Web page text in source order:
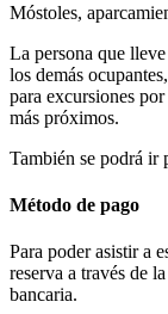
Móstoles,
La persona que
los demás
para excursiones
más próximos.
También se podrá ir
Método de pago
Para poder asistir a
reserva a través de
bancaria.